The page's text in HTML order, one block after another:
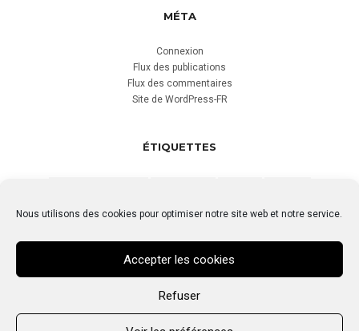
Nous utilisons des cookies pour optimiser notre site web et notre service.
Accepter les cookies
Refuser
MÉTA
Connexion
Flux des publications
Flux des commentaires
Site de WordPress-FR
ÉTIQUETTES
IMMOBILIER MONT BLANC NATURE
SPA